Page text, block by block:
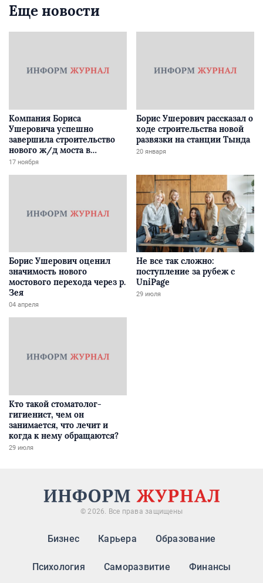
Еще новости
Компания Бориса
Ушеровича успешно
завершила строительство
нового ж/д моста в
Забайкалье
17 ноября
Борис Ушерович рассказал о
ходе строительства новой
развязки на станции Тында
20 января
Борис Ушерович оценил
значимость нового
мостового перехода через р.
Зея
04 апреля
Не все так сложно:
поступление за рубеж с
UniPage
29 июля
Кто такой стоматолог-
гигиенист, чем он
занимается, что лечит и
когда к нему обращаются?
29 июля
© 2026. Все права защищены
Бизнес Карьера Образование
Психология Саморазвитие Финансы